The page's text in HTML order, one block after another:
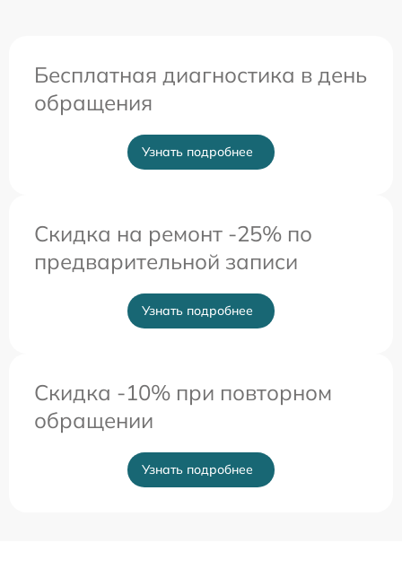
Бесплатная диагностика в день
обращения
Узнать подробнее
Скидка на ремонт -25% по
предварительной записи
Узнать подробнее
Скидка -10% при повторном
обращении
Узнать подробнее